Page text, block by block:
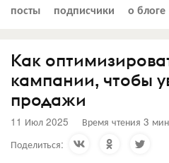
посты подписчики о блоге
Как
кампании, чтобы
продажи
11 Июл 2025 Время чтения 3 мин
Поделиться: